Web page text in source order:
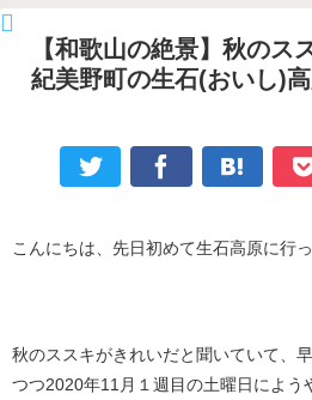
【和歌山の絶景】秋のス
紀美野町の生石(おいし)高
こんにちは、先日初めて生石高原に行
秋のススキがきれいだと聞いていて、
つつ2020年11月１週目の土曜日によう